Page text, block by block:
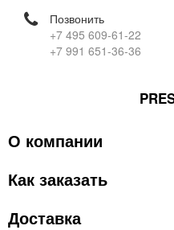
Позвонить
+7 495 609-61-22
+7 991 651-36-36
О компании
Как заказать
Доставка